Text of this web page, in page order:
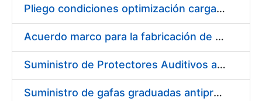
Pliego condiciones optimización cargas compras firmado
Acuerdo marco para la fabricación de piezas
Suministro de Protectores Auditivos a medida para las personas trabajadoras de los Centros de Trabajo de Madrid y Burgos
Suministro de gafas graduadas antiproyecciones para los trabajadores de la FNMT-RCM en los centros de trabajo de Madrid y Burgos